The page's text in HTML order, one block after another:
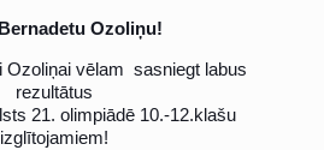
Ozoliņu!
Ozoliņai vēlam sasniegt labus
rezultātus
21. olimpiādē 10.-12.klašu
izglītojamiem!